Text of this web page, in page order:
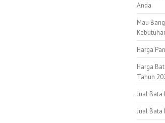
Anda
Mau
Harga
Harga
Tahun
Jual Bata
Jual Bata